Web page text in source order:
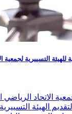
للهيئة التسييرية لجمعية
الاتحاد
الهيئة